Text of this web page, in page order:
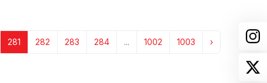
281 282 283 284 ... 1002 1003 ›